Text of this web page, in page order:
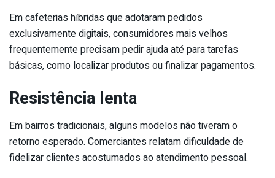
Em cafeterias híbridas que adotaram pedidos
exclusivamente digitais, consumidores mais velhos
frequentemente precisam pedir ajuda até para tarefas
básicas, como localizar produtos ou finalizar pagamentos.
Resistência lenta
Em bairros tradicionais, alguns modelos não tiveram o
retorno esperado. Comerciantes relatam dificuldade de
fidelizar clientes acostumados ao atendimento pessoal.